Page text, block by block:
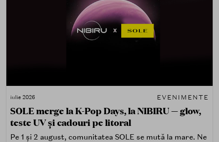
iulie 2026 EVENIMENTE
SOLE merge la K-Pop Days, la NIBIRU — glow,
teste UV și cadouri pe litoral
Pe 1 și 2 august, comunitatea SOLE se mută la mare. Ne